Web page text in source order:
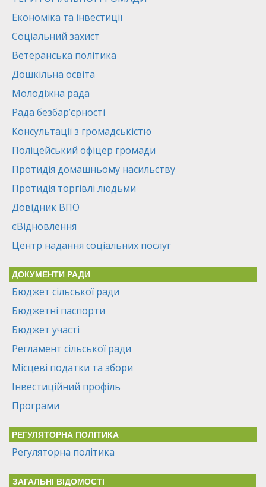
Економіка та інвестиції
Соціальний захист
Ветеранська політика
Дошкільна освіта
Молодіжна рада
Рада безбар’єрності
Консультації з громадськістю
Поліцейський офіцер громади
Протидія домашньому насильству
Протидія торгівлі людьми
Довідник ВПО
єВідновлення
Центр надання соціальних послуг
ДОКУМЕНТИ РАДИ
Бюджет сільської ради
Бюджетні паспорти
Бюджет участі
Регламент сільської ради
Місцеві податки та збори
Інвестиційний профіль
Програми
РЕГУЛЯТОРНА ПОЛІТИКА
Регуляторна політика
ЗАГАЛЬНІ ВІДОМОСТІ